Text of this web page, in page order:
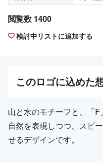
閲覧数 1400
検討中リストに追加する
このロゴに込めた
山と水のモチーフと、「F
自然を表現しつつ、スピ
せるデザインです。